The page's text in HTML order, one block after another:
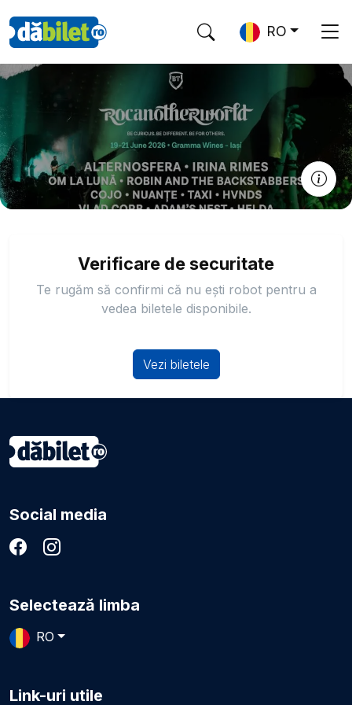
RO
Verificare de securitate
Te rugăm să confirmi că nu ești robot pentru a
vedea biletele disponibile.
Vezi biletele
Social media
Selectează limba
RO
Link-uri utile